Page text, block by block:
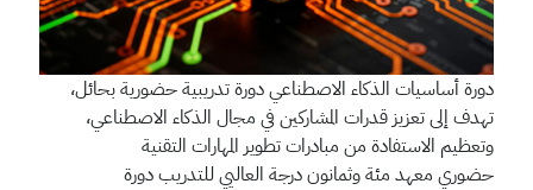
دورة أساسيات الذكاء الاصطناعيدورة تدريبية حضورية بحائل،
تهدف إلى تعزيز قدرات المشاركين في مجال الذكاء الاصطناعي،
وتعظيم الاستفادة من مبادرات تطوير المهارات التقنية
حضوري معهد مئة وثمانون درجة العاليي للتدريبدورة